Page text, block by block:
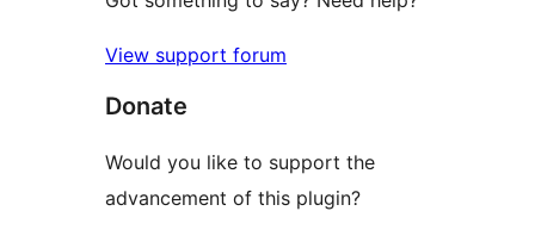
View support forum
Donate
Would you like to support the
advancement of this plugin?